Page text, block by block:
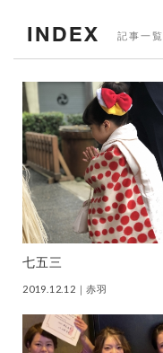
INDEX 記事一覧
七五三
2019.12.12 ｜赤羽